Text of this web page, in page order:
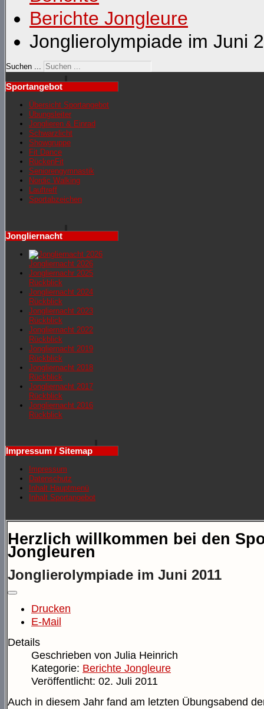
Berichte Jongleure
Jonglierolympiade im Juni
Suchen ...
Sportangebot
Übersicht Sportangebot
Übungsleiter
Jonglieren & Einrad
Schwarzlicht
Showgruppe
Fit Dance
RückenFit
Seniorengymnastik
Nordic Walking
Lauftreff
Sportabzeichen
Jongliernacht
Jongliernacht 2026
Jongliernachr 2025
Rückblick
Jongliernacht 2024
Rückblick
Jongliernacht 2023
Rückblick
Jongliernacht 2022
Rückblick
Jongliernacht 2019
Rückblick
Jongliernacht 2018
Rückblick
Jongliernacht 2017
Rückblick
Jongliernacht 2016
Rückblick
Impressum / Sitemap
Impressum
Datenschutz
Inhalt Hauptmenü
Inhalt Sportangebot
Herzlich willkommen bei den
Jongleuren
Jonglierolympiade im Juni 2011
Drucken
E-Mail
Details
Geschrieben von Julia Heinrich
Kategorie: Berichte Jongleure
Veröffentlicht: 02. Juli 2011
Auch in diesem Jahr fand am letzten Übungsabend